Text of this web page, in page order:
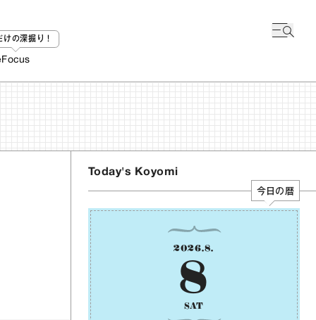
けの深掘り！
Focus
Today's Koyomi
今日の暦
2026.8.
8
SAT